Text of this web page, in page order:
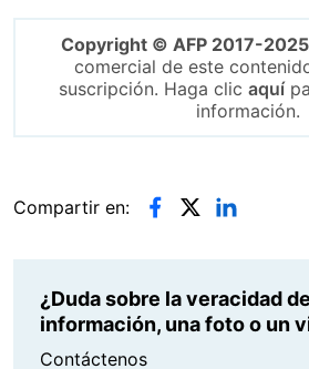
Copyright © AFP 2017-
comercial de este
suscripción. Haga clic aquí
información.
Compartir en:
¿Duda sobre la veracidad
información, una foto o un
Contáctenos